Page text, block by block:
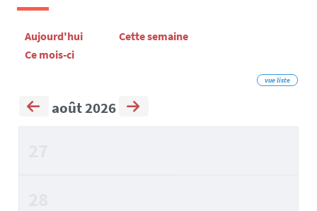
Aujourd'hui
Cette semaine
Ce mois-ci
vue liste
août 2026